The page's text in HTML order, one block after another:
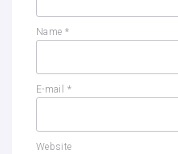
Name *
E-mail *
Website